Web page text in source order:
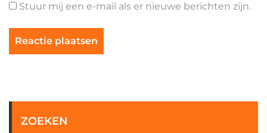
Stuur mij een e-mail als er nieuwe berichten zijn.
ZOEKEN